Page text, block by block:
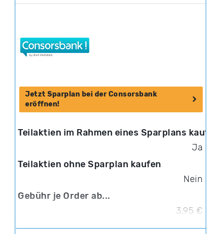
Jetzt Sparplan bei der Consorsbank
eröffnen!
Ja
Nein
3,95 €